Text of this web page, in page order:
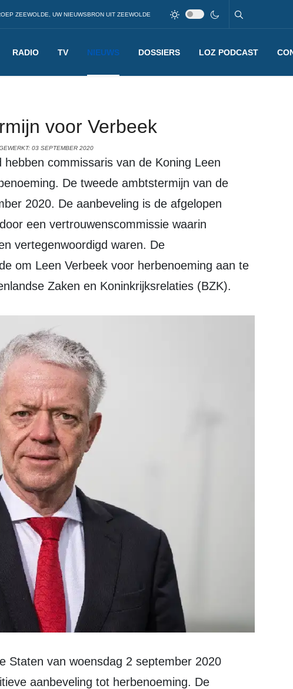
ZEEWOLDE, UW NIEUWSBRON UIT ZEEWOLDE
RADIO TV NIEUWS DOSSIERS LOZ PODCAST
voor Verbeek
03 SEPTEMBER 2020
De tweede ambtstermijn van de
2020. De aanbeveling is de afgelopen
een vertrouwenscommissie waarin
vertegenwoordigd waren. De
om Leen Verbeek voor herbenoeming aan te
Zaken en Koninkrijksrelaties (BZK).
aanbeveling tot herbenoeming. De